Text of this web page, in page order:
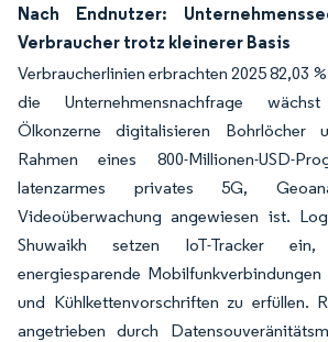
Nach Endnutzer:
Verbraucher trotz kleinerer Basis
Verbraucherlinien erbrachten 2025 82,03
die Unternehmensnachfrage
Ölkonzerne digitalisieren Bohrlöcher
Rahmen eines 800-Millionen-USD-
latenzarmes privates 5G,
Videoüberwachung angewiesen ist.
Shuwaikh setzen IoT-Tracker
energiesparende
und Kühlkettenvorschriften zu erfüllen.
angetrieben durch